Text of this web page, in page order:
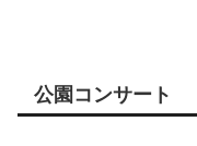
公園コンサート